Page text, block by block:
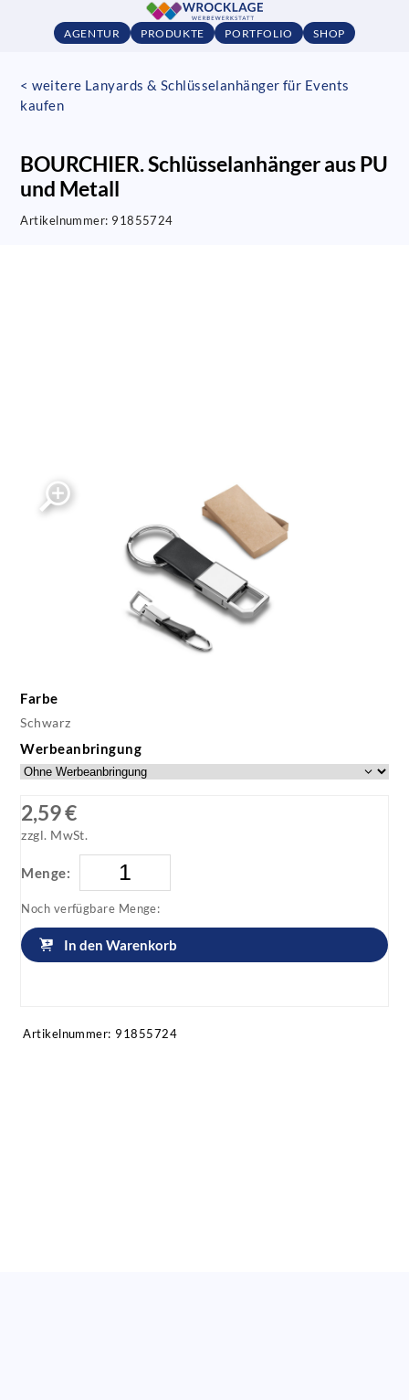
AGENTUR PRODUKTE PORTFOLIO SHOP
< weitere Lanyards & Schlüsselanhänger für Events
kaufen
BOURCHIER. Schlüsselanhänger aus PU
und Metall
Artikelnummer: 91855724
Farbe
Schwarz
Werbeanbringung
2,59 €
zzgl. MwSt.
Menge:
Noch verfügbare Menge:
In den Warenkorb
Artikelnummer: 91855724